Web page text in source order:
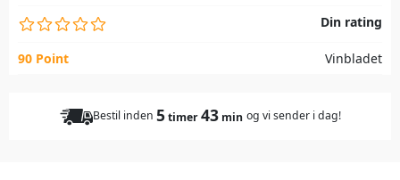
Din rating
90 Point Vinbladet
Bestil inden 5timer43 min og vi sender i dag!